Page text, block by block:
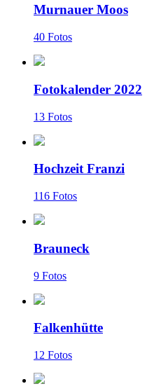
Murnauer Moos
40 Fotos
Fotokalender 2022
13 Fotos
Hochzeit Franzi
116 Fotos
Brauneck
9 Fotos
Falkenhütte
12 Fotos